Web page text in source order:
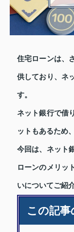
住宅ローンは、
供しており、ネ
す。
ネット銀行で借
ットもあるため
今回は、ネット
ローンのメリッ
いについてご紹
この記事